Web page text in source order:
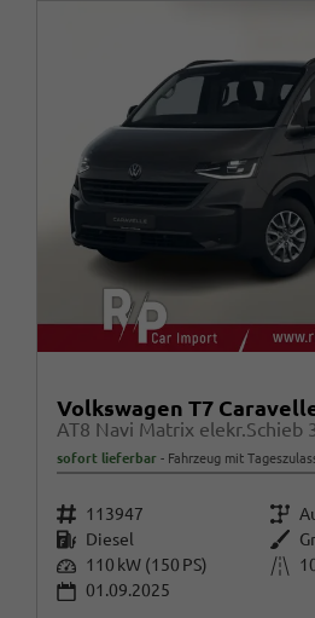
Volkswagen T7
AT8 Navi Matrix elekr.Schieb
sofort lieferbar Fahrzeug mit
Fahrzeugnr. 113947 Getriebe
Kraftstoff Diesel Außenfarbe
Leistung 110 kW (150 PS) Kilometerstand
01.09.2025